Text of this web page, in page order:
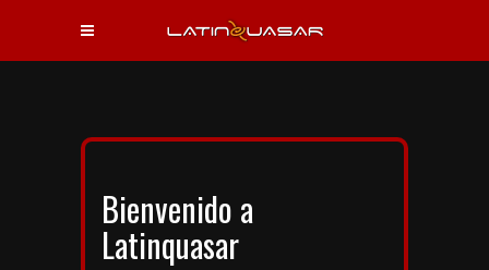
Bienvenido a
Latinquasar